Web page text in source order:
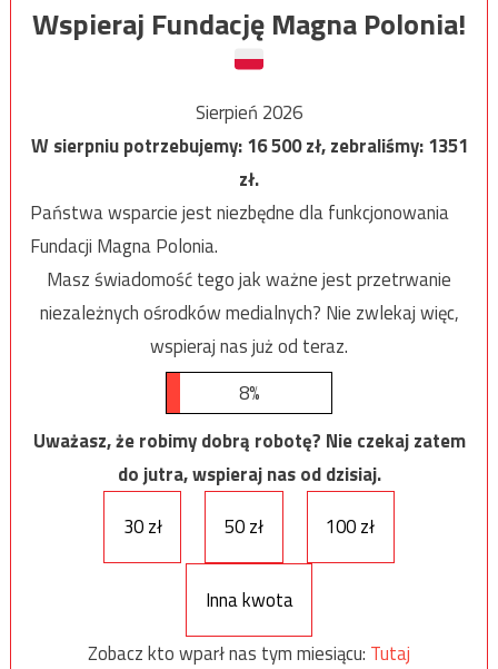
Wspieraj Fundację Magna Polonia!
Sierpień 2026
W sierpniu potrzebujemy:16 500zł, zebraliśmy:1351
zł.
Państwa wsparcie jest niezbędne dla funkcjonowania
Fundacji Magna Polonia.
Masz świadomość tego jak ważne jest przetrwanie
niezależnych ośrodków medialnych? Nie zwlekaj więc,
wspieraj nas już od teraz.
8%
Uważasz, że robimy dobrą robotę? Nie czekaj zatem
do jutra, wspieraj nas od dzisiaj.
30 zł
50 zł 100 zł
Inna kwota
Zobacz kto wparł nas tym miesiącu: Tutaj